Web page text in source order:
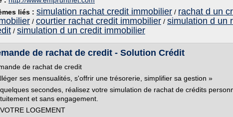
liés : simulation rachat credit immobilier / rachat d un
/ courtier rachat credit immobilier / simulation d un
/ simulation d un credit immobilier
de rachat de credit - Solution Crédit
de rachat de credit
ses mensualités, s'offrir une trésorerie, simplifier sa gestion »
secondes, réalisez votre simulation de rachat de crédits
et sans engagement.
LOGEMENT